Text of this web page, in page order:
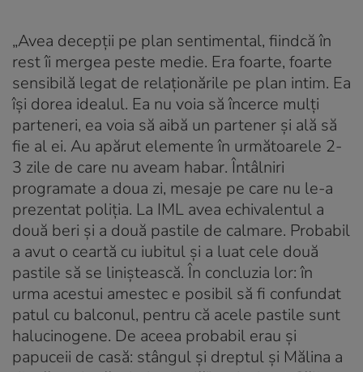
„Avea decepții pe plan sentimental, fiindcă în
rest îi mergea peste medie. Era foarte, foarte
sensibilă legat de relaționările pe plan intim. Ea
își dorea idealul. Ea nu voia să încerce mulți
parteneri, ea voia să aibă un partener și ală să
fie al ei. Au apărut elemente în următoarele 2-
3 zile de care nu aveam habar. Întâlniri
programate a doua zi, mesaje pe care nu le-a
prezentat poliția. La IML avea echivalentul a
două beri și a două pastile de calmare. Probabil
a avut o ceartă cu iubitul și a luat cele două
pastile să se liniștească. În concluzia lor: în
urma acestui amestec e posibil să fi confundat
patul cu balconul, pentru că acele pastile sunt
halucinogene. De aceea probabil erau și
papuceii de casă: stângul și dreptul și Mălina a